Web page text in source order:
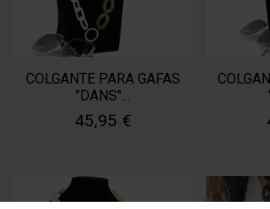
COLGANTE PARA GAFAS
"DANS"...
45,95 €